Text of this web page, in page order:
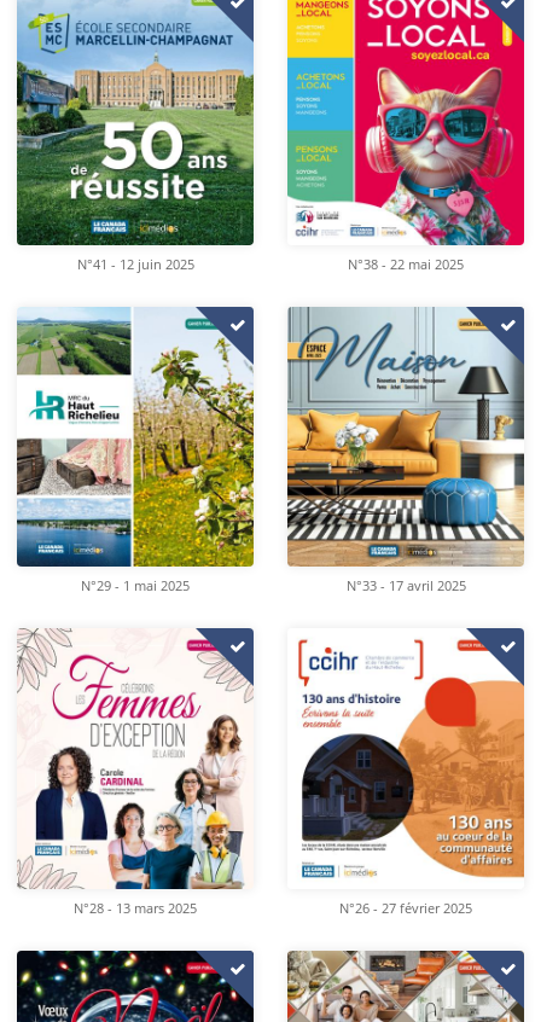
N°41 - 12 juin 2025 N°38 - 22 mai 2025
N°29 - 1 mai 2025 N°33 - 17 avril 2025
N°28 - 13 mars 2025 N°26 - 27 février 2025